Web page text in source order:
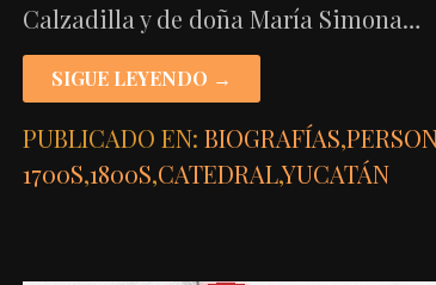
Calzadilla y de doña María Simona…
SIGUE LEYENDO →
PUBLICADO EN: BIOGRAFÍAS,
1700S,1800S,CATEDRAL,YUCATÁN